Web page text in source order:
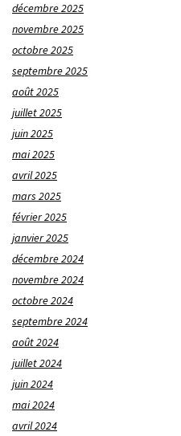
décembre 2025
novembre 2025
octobre 2025
septembre 2025
août 2025
juillet 2025
juin 2025
mai 2025
avril 2025
mars 2025
février 2025
janvier 2025
décembre 2024
novembre 2024
octobre 2024
septembre 2024
août 2024
juillet 2024
juin 2024
mai 2024
avril 2024